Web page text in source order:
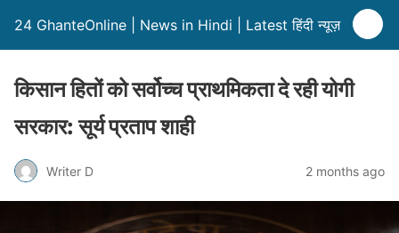
24 GhanteOnline | News in Hindi | Latest हिंदी न्यूज़
किसान हितों को सर्वोच्च प्राथमिकता दे रही योगी
सरकार: सूर्य प्रताप शाही
Writer D 2 months ago